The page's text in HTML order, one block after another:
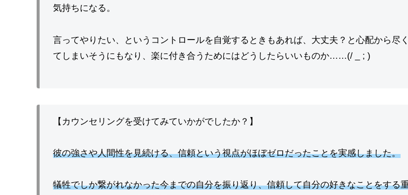
気持ちになる。
言ってやりたい、というコントロールを自覚するときもあれば、大丈夫？と心配から尽
てしまいそうにもなり、楽に付き合うためにはどうしたらいいものか……(/ _ ; )
【カウンセリングを受けてみていかがでしたか？】
彼の強さや人間性を見続ける、信頼という視点がほぼゼロだったことを実感しました。
犠牲でしか繋がれなかった今までの自分を振り返り、信頼して自分の好きなことをする